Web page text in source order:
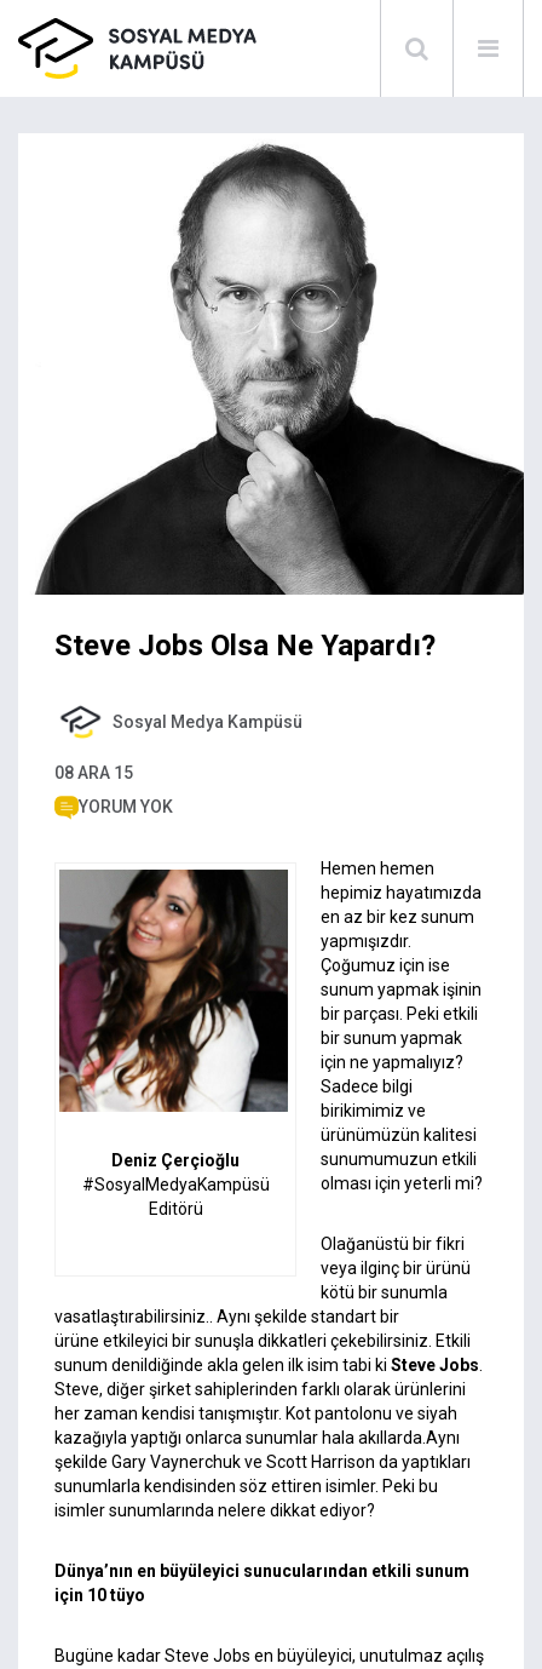
Steve Jobs Olsa Ne Yapardı?
Sosyal Medya Kampüsü
08 ARA 15
YORUM YOK
Deniz Çerçioğlu
#SosyalMedyaKampüsü
Editörü
Hemen hemen
hepimiz hayatımızda
en az bir kez sunum
yapmışızdır.
Çoğumuz için ise
sunum yapmak işinin
bir parçası. Peki etkili
bir sunum yapmak
için ne yapmalıyız?
Sadece bilgi
birikimimiz ve
ürünümüzün kalitesi
sunumumuzun etkili
olması için yeterli mi?
Olağanüstü bir fikri
veya ilginç bir ürünü
kötü bir sunumla
vasatlaştırabilirsiniz.. Aynı şekilde standart bir
ürüne etkileyici bir sunuşla dikkatleri çekebilirsiniz. Etkili
sunum denildiğinde akla gelen ilk isim tabi ki Steve Jobs.
Steve, diğer şirket sahiplerinden farklı olarak ürünlerini
her zaman kendisi tanışmıştır. Kot pantolonu ve siyah
kazağıyla yaptığı onlarca sunumlar hala akıllarda.Aynı
şekilde Gary Vaynerchuk ve Scott Harrison da yaptıkları
sunumlarla kendisinden söz ettiren isimler. Peki bu
isimler sunumlarında nelere dikkat ediyor?
Dünya’nın en büyüleyici sunucularından etkili sunum
için 10 tüyo
Bugüne kadar Steve Jobs en büyüleyici, unutulmaz açılış